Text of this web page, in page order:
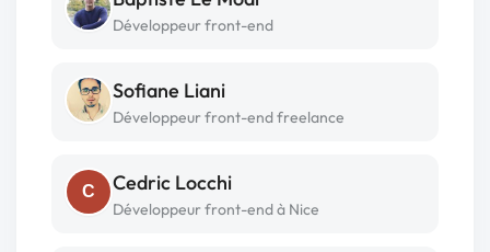
Développeur front-end
Sofiane Liani
Développeur front-end freelance
C Cedric Locchi
Développeur front-end à Nice